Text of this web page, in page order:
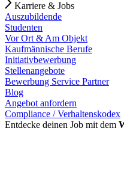
Karriere & Jobs
Auszubildende
Studenten
Vor Ort & Am Objekt
Kaufmännische Berufe
Initiativbewerbung
Stellenangebote
Bewerbung Service Partner
Blog
Angebot anfordern
Compliance / Verhaltenskodex
Entdecke deinen Job mit dem